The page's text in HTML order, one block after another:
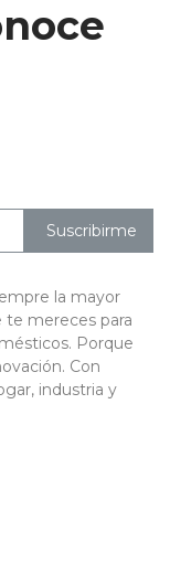
Suscribirme
la mayor
te mereces para
Porque
Con
industria y